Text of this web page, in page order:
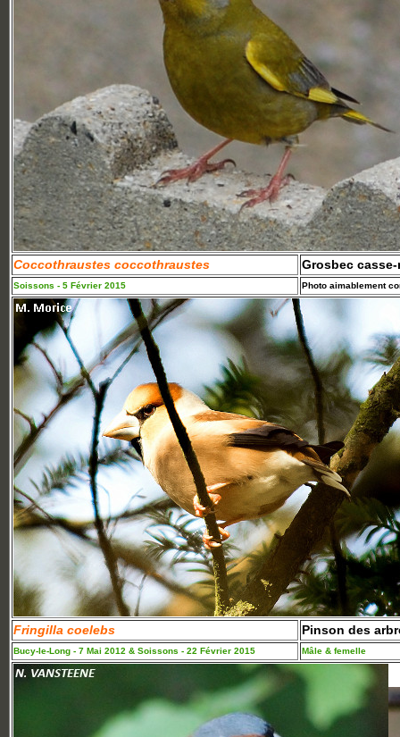
Coccothraustes coccothraustes Grosbec
Soissons - 5 Février 2015 Photo aimablement
Fringilla coelebs Pinson des
Bucy-le-Long - 7 Mai 2012 & Soissons - 22 Février 2015 Mâle & femelle